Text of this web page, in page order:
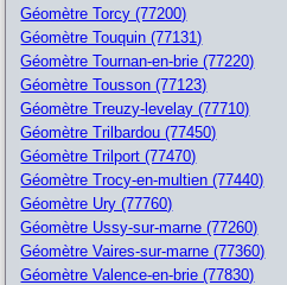
Géomètre Torcy (77200)
Géomètre Touquin (77131)
Géomètre Tournan-en-brie (77220)
Géomètre Tousson (77123)
Géomètre Treuzy-levelay (77710)
Géomètre Trilbardou (77450)
Géomètre Trilport (77470)
Géomètre Trocy-en-multien (77440)
Géomètre Ury (77760)
Géomètre Ussy-sur-marne (77260)
Géomètre Vaires-sur-marne (77360)
Géomètre Valence-en-brie (77830)